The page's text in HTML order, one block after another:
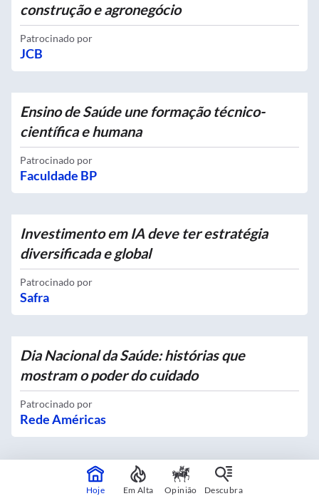
construção e agronegócio
Patrocinado por
JCB
Ensino de Saúde une formação técnico-
científica e humana
Patrocinado por
Faculdade BP
Investimento em IA deve ter estratégia
diversificada e global
Patrocinado por
Safra
Dia Nacional da Saúde: histórias que
mostram o poder do cuidado
Patrocinado por
Rede Américas
Hoje Em Alta Opinião Descubra